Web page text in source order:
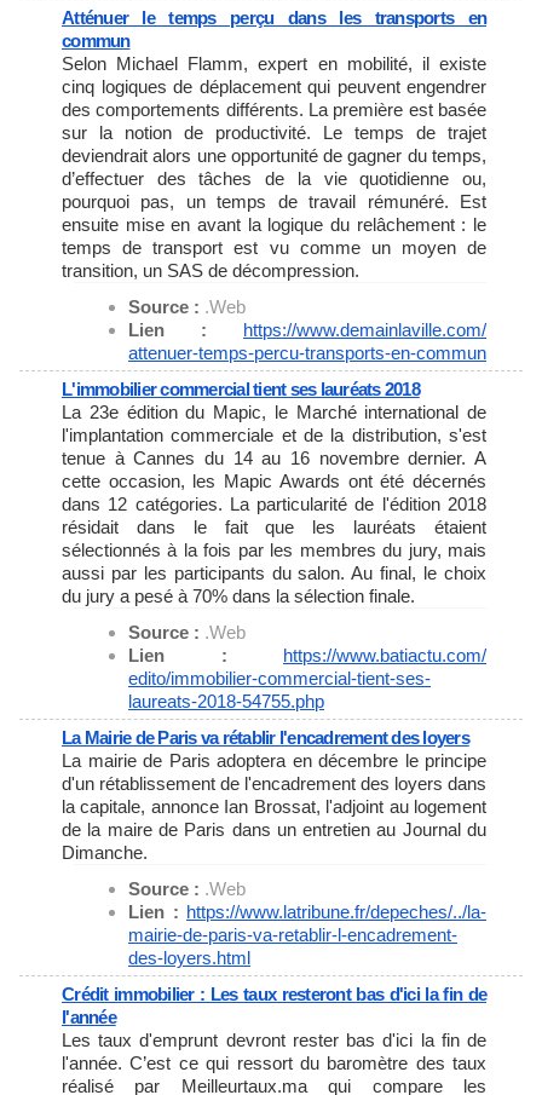
Atténuer le temps perçu dans les transports en
commun
Selon Michael Flamm, expert en mobilité, il existe
cinq logiques de déplacement qui peuvent engendrer
des comportements différents. La première est basée
sur la notion de productivité. Le temps de trajet
deviendrait alors une opportunité de gagner du temps,
d’effectuer des tâches de la vie quotidienne ou,
pourquoi pas, un temps de travail rémunéré. Est
ensuite mise en avant la logique du relâchement : le
temps de transport est vu comme un moyen de
transition, un SAS de décompression.
Source : .Web
Lien : https://www.demainlaville.com/
attenuer-temps-percu-transports-en-commun
L'immobilier commercial tient ses lauréats 2018
La 23e édition du Mapic, le Marché international de
l'implantation commerciale et de la distribution, s'est
tenue à Cannes du 14 au 16 novembre dernier. A
cette occasion, les Mapic Awards ont été décernés
dans 12 catégories. La particularité de l'édition 2018
résidait dans le fait que les lauréats étaient
sélectionnés à la fois par les membres du jury, mais
aussi par les participants du salon. Au final, le choix
du jury a pesé à 70% dans la sélection finale.
Source : .Web
Lien : https://www.batiactu.com/
edito/immobilier-commercial-tient-ses-
laureats-2018-54755.php
La Mairie de Paris va rétablir l'encadrement des loyers
La mairie de Paris adoptera en décembre le principe
d'un rétablissement de l'encadrement des loyers dans
la capitale, annonce Ian Brossat, l'adjoint au logement
de la maire de Paris dans un entretien au Journal du
Dimanche.
Source : .Web
Lien : https://www.latribune.fr/depeches/../la-
mairie-de-paris-va-retablir-l-encadrement-
des-loyers.html
Crédit immobilier : Les taux resteront bas d'ici la fin de
l'année
Les taux d'emprunt devront rester bas d'ici la fin de
l'année. C’est ce qui ressort du baromètre des taux
réalisé par Meilleurtaux.ma qui compare les